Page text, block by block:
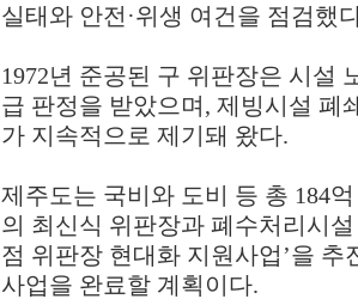
실태와 안전 ·위생 여건을 점검했
1972년 준공된 구 위판장은 시설
급 판정을 받았으며 , 제빙시설 폐
가 지속적으로 제기돼 왔다.
제주도는 국비와 도비 등 총 184
의 최신식 위판장과 폐수처리시
점 위판장 현대화 지원사업’을 추
사업을 완료할 계획이다.